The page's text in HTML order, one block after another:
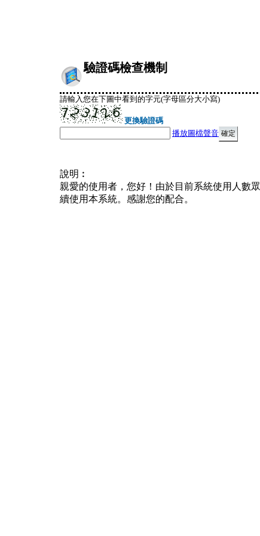
驗證碼檢查機制
請輸入您在下圖中看到的字元(字母區分大小寫)
更換驗證碼
播放圖檔聲音
說明︰
親愛的使用者，您好！由於目前系統使用人數
續使用本系統。感謝您的配合。